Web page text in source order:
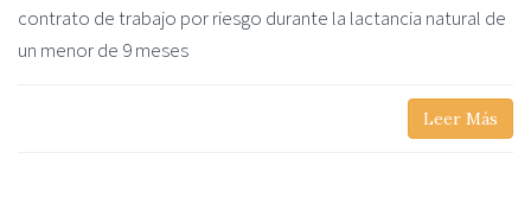
contrato de trabajo por riesgo durante la lactancia natural de
un menor de 9 meses
Leer Más